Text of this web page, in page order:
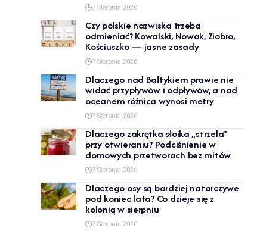
7 Sierpnia 2026
Czy polskie nazwiska trzeba
odmieniać? Kowalski, Nowak, Ziobro,
Kościuszko — jasne zasady
7 Sierpnia 2026
Dlaczego nad Bałtykiem prawie nie
widać przypływów i odpływów, a nad
oceanem różnica wynosi metry
7 Sierpnia 2026
Dlaczego zakrętka słoika „strzela”
przy otwieraniu? Podciśnienie w
domowych przetworach bez mitów
7 Sierpnia 2026
Dlaczego osy są bardziej natarczywe
pod koniec lata? Co dzieje się z
kolonią w sierpniu
7 Sierpnia 2026